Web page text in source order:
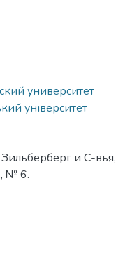
университет
університет
и С-вья,
№ 6.